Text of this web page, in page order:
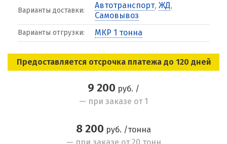
Варианты доставки:
Автотранспорт, ЖД,
Самовывоз
Варианты отгрузки: МКР 1 тонна
Предоставляется отсрочка платежа до 120 дней
9 200 руб. /
— при заказе от 1
8 200 руб. /тонна